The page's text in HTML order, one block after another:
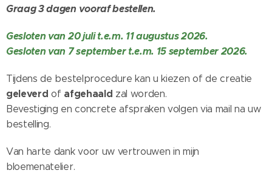
Graag 3 dagen vooraf bestellen.
Gesloten van 20 juli t.e.m. 11 augustus 2026.
Gesloten van 7 september t.e.m. 15 september 2026.
Tijdens de bestelprocedure kan u kiezen of de creatie
geleverd of afgehaald zal worden.
Bevestiging en concrete afspraken volgen via mail na uw
bestelling.
Van harte dank voor uw vertrouwen in mijn
bloemenatelier.